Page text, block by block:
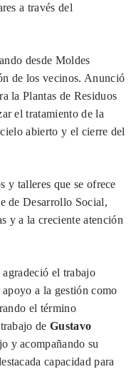
a través del
desde Moldes
de los vecinos. Anunció
la Plantas de Residuos
el tratamiento de la
abierto y el cierre del
y talleres que se ofrece
de Desarrollo Social,
y a la creciente atención
el trabajo
a la gestión como
el término
deGustavo
y acompañando su
capacidad para